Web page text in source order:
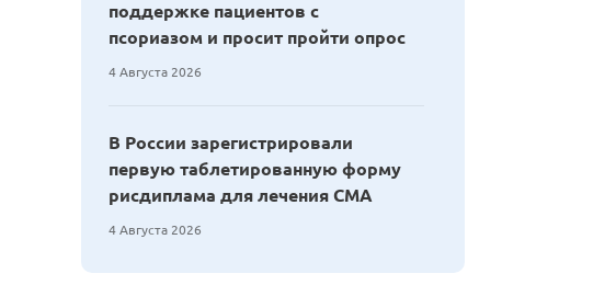
поддержке пациентов с
псориазом и просит пройти опрос
4 Августа 2026
В России зарегистрировали
первую таблетированную форму
рисдиплама для лечения СМА
4 Августа 2026